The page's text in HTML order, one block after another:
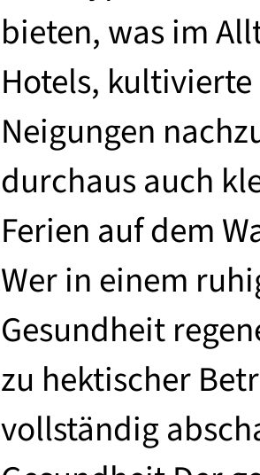
bieten, was im
Hotels,
Neigungen
durchaus auch
Ferien auf dem
Wer in einem
Gesundheit
zu hektischer
vollständig